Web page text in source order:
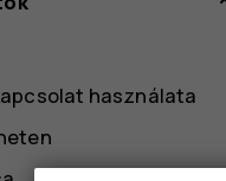
használata